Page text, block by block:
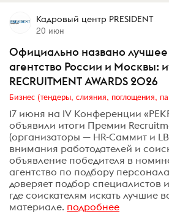
Кадровый центр PRESIDENT
20 июн
Официально названо
агентство России и Москвы:
RECRUITMENT AWARDS 2026
17 июня на IV Конференции
объявили итоги Премии
(организаторы — HR-Саммит и
внимания работодателей и
объявление победителя в
агентство по подбору
доверяет подбор специалистов
где соискателям искать лучшие
материале. подробнее